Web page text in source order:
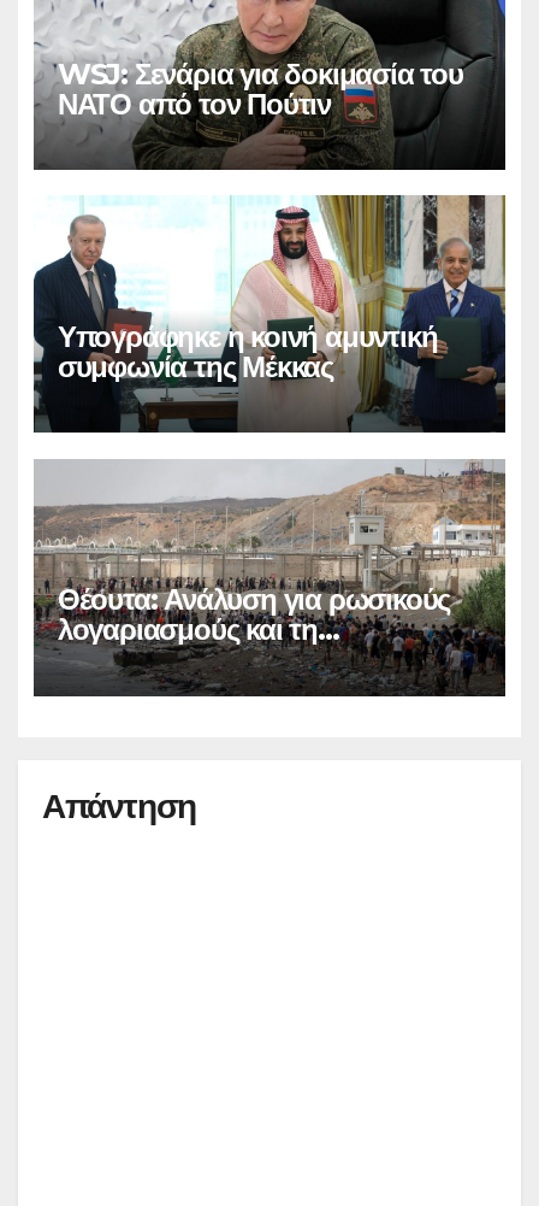
WSJ: Σενάρια για δοκιμασία του
ΝΑΤΟ από τον Πούτιν
Υπογράφηκε η κοινή αμυντική
συμφωνία της Μέκκας
Θέουτα: Ανάλυση για ρωσικούς
λογαριασμούς και τη
μεταναστευτική κρίση
Απάντηση